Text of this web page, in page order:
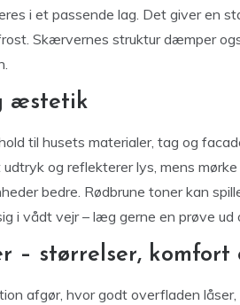
i et passende lag. Det giver en
Skærvernes struktur dæmper
æstetik
til husets materialer, tag og
udtryk og reflekterer lys, mens
bedre. Rødbrune toner kan
i vådt vejr – læg gerne en prøve ud
– størrelser, komfort
afgør, hvor godt overfladen